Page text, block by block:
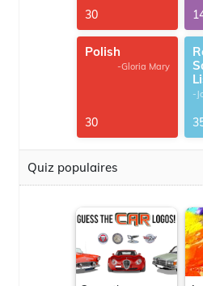
30
Polish
-Gloria Mary
30
-
Quiz populaires